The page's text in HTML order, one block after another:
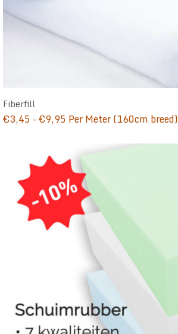
Fiberfill
€3,45 -€9,95 Prijsklasse:
€9,95
Per Meter (160cm breed)